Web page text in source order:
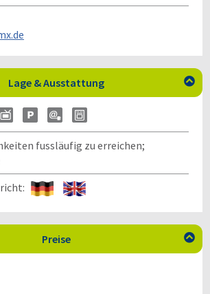
Lage & Ausstattung 
fussläufig zu erreichen;
Preise 